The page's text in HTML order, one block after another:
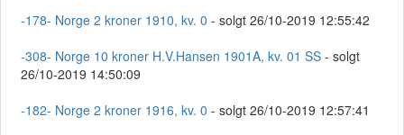
-178- Norge 2 kroner 1910, kv. 0 - solgt 26/10-2019 12:55:42
-308- Norge 10 kroner H.V.Hansen 1901A, kv. 01 SS - solgt
26/10-2019 14:50:09
-182- Norge 2 kroner 1916, kv. 0 - solgt 26/10-2019 12:57:41